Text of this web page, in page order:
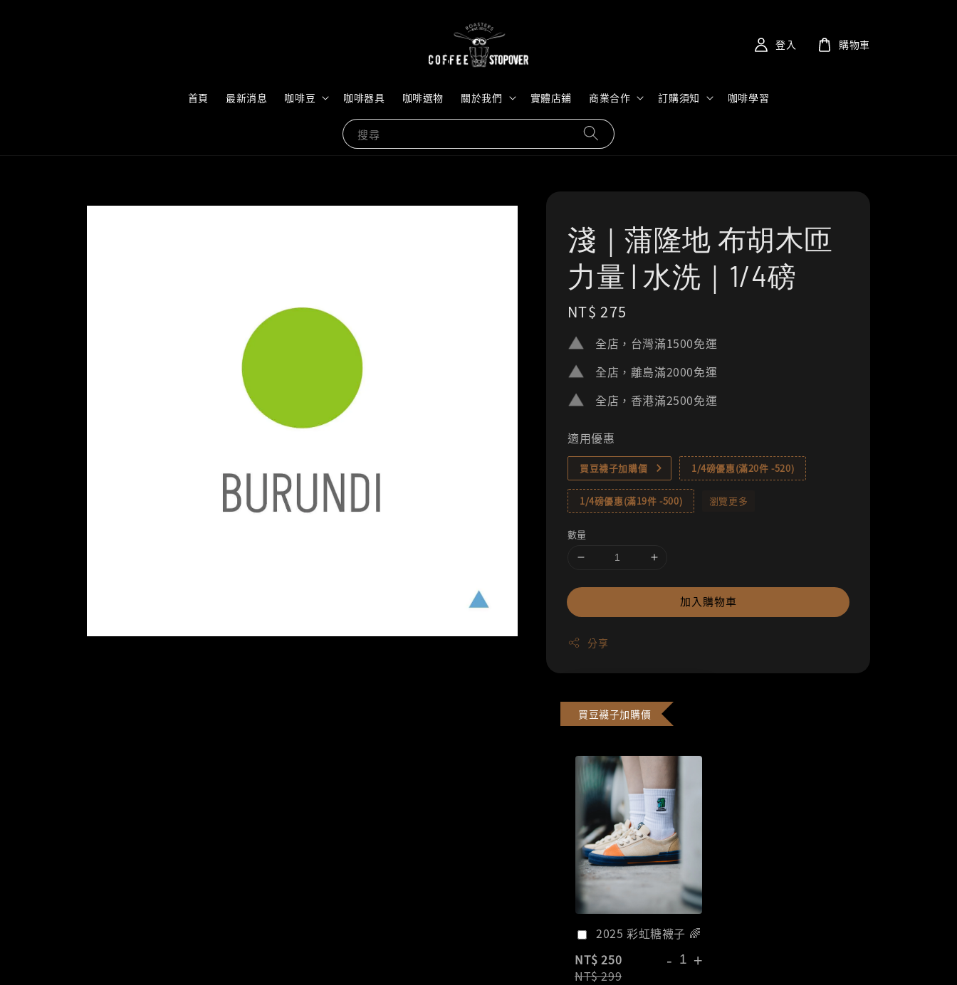
搜尋
首頁 最新消息 咖啡豆 咖啡器具 咖啡選物 關於我們 實體店鋪 商業合作 訂購須知 咖啡學習
登入 購物車
淺｜蒲隆地 布胡木匝
力量 | 水洗｜1/4磅
Regular
price
NT$ 275
全店，台灣滿1500免運
全店，離島滿2000免運
全店，香港滿2500免運
適用優惠
買豆襪子加購價 1/4磅優惠(滿20件 -520)
1/4磅優惠(滿19件 -500) 瀏覽更多
數量
加入購物車
分享
買豆襪子加購價
2025 彩虹糖襪子 🌈
NT$ 250
NT$ 299
- +